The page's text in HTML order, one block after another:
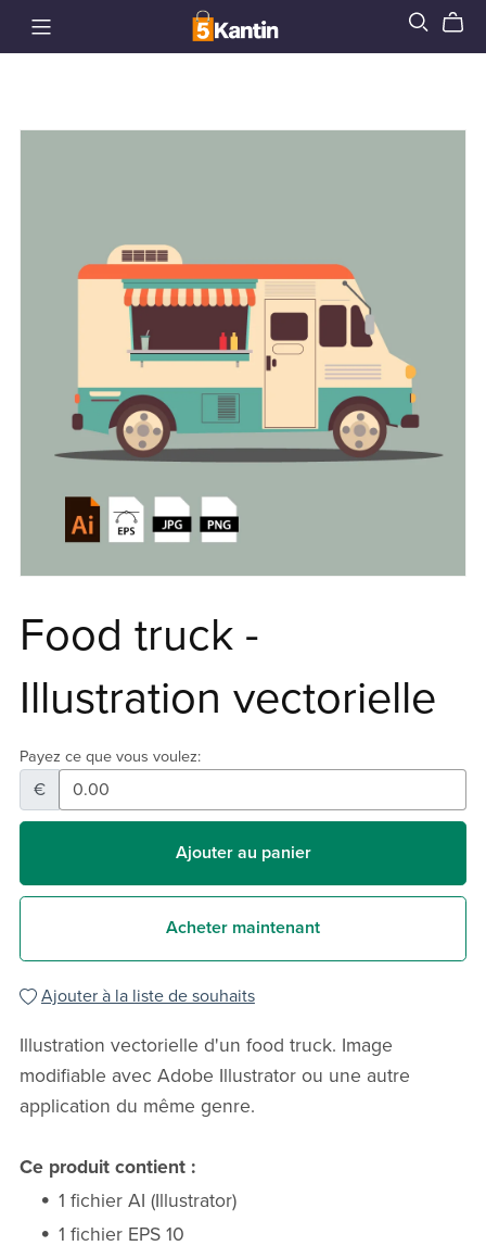
Food truck -
Illustration vectorielle
Payez ce que vous voulez:
€
Ajouter au panier
Acheter maintenant
Ajouter à la liste de souhaits
Illustration vectorielle d'un food truck. Image
modifiable avec Adobe Illustrator ou une autre
application du même genre.
Ce produit contient :
1 fichier AI (Illustrator)
1 fichier EPS 10